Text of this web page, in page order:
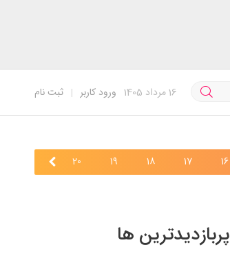
ثبت نام | ورود کاربر 16مرداد 1405
16
17
18
19
20
پربازدیدترین ها